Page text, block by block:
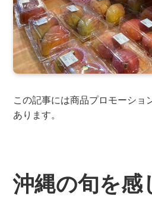
この記事には商品プロモーショ
あります。
沖縄の旬を感